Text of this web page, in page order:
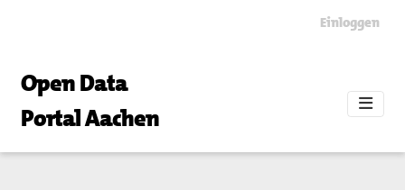
Einloggen
Open Data
Portal Aachen